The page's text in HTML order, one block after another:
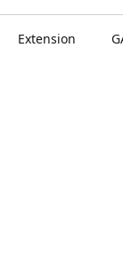
Extension